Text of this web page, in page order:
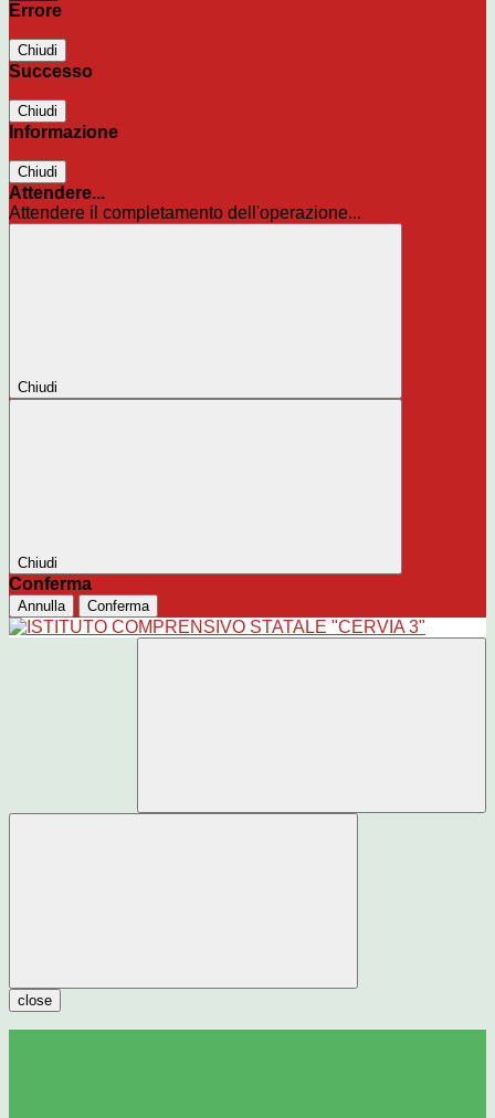
Errore
Chiudi
Successo
Chiudi
Informazione
Chiudi
Attendere...
Attendere il completamento dell'operazione...
Chiudi
Chiudi
Conferma
Annulla Conferma
close